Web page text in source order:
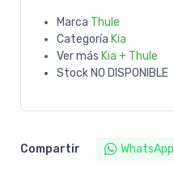
Marca Thule
Categoría Kia
Ver más Kia + Thule
Stock NO DISPONIBLE
Compartir WhatsApp